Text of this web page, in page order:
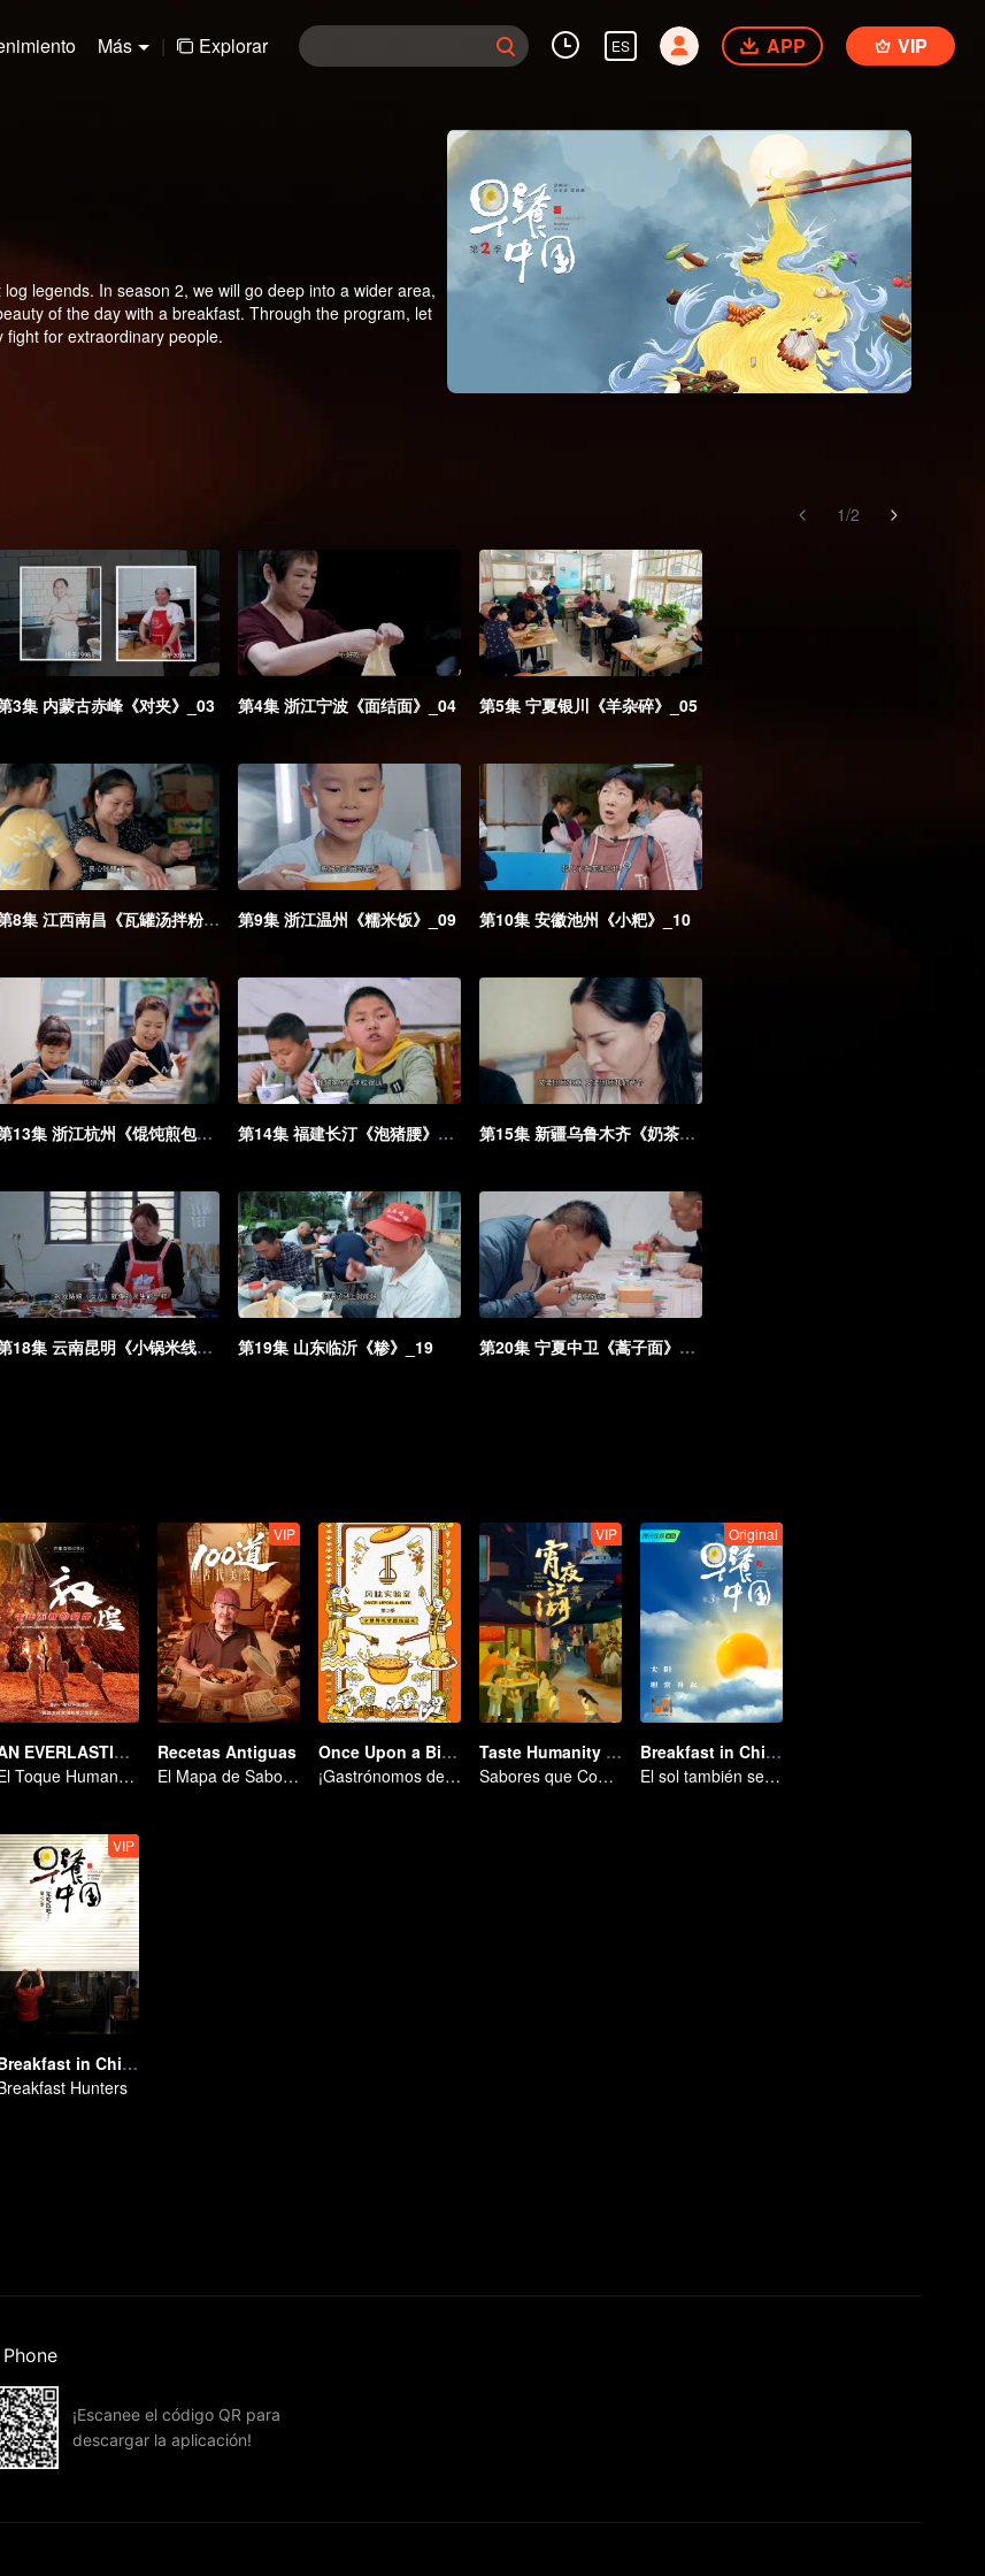
Más | Explorar ES APP VIP
legends. In season 2, we will go deep into a wider area,
of the day with a breakfast. Through the program, let
for extraordinary people.
1/2
3集 内蒙古赤峰《对夹》_03 第4集 浙江宁波《面结面》_04 第5集 宁夏银川《羊杂碎》_05
第8集 江西南昌《瓦罐汤拌粉》_08 第9集 浙江温州《糯米饭》_09 第10集 安徽池州《小粑》_10
第13集 浙江杭州《馄饨煎包》_13 第14集 福建长汀《泡猪腰》_14 第15集 新疆乌鲁木齐《奶茶》_15
第18集 云南昆明《小锅米线》_18 第19集 山东临沂《糁》_19 第20集 宁夏中卫《蒿子面》_20
AN EVERLASTING DUNHUANG BANQUET
El Toque Humano de Dunhuang
VIP
Recetas Antiguas
El Mapa de Sabores de China
Once Upon a Bite S2
¡Gastrónomos del Mundo, Uníos!
VIP
Taste Humanity at Night S2
Sabores que Conquistan el Alma
Original
Breakfast in China Ⅲ
El sol también se levanta
VIP
Breakfast in China 5
Hunters
Phone
¡Escanee el código QR para
descargar la aplicación!